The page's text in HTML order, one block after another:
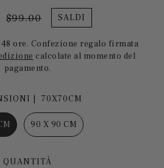
$99.00 SALDI
ore. Confezione regalo firmata
calcolate al momento del
pagamento.
| 70X70CM
90 X 90 CM
QUANTITÀ